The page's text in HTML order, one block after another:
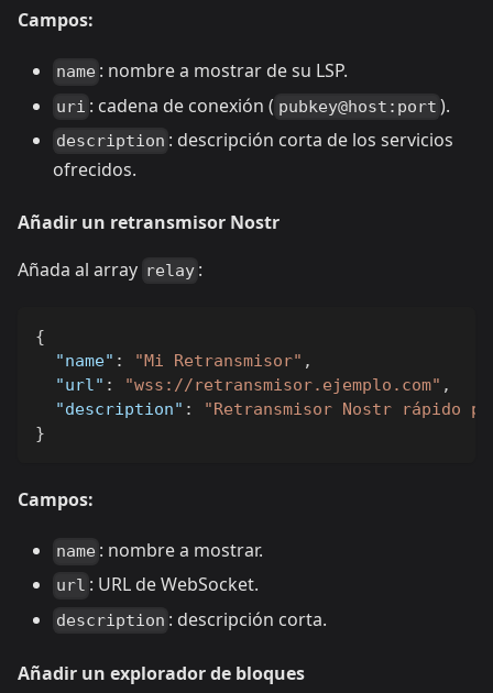
Campos:
name : nombre a mostrar de su LSP.
uri : cadena de conexión ( pubkey@host:port ).
description : descripción corta de los servicios
ofrecidos.
Añadir un retransmisor Nostr
Añada al array relay :
{
"name" : "Mi Retransmisor" ,
"url" : "wss://retransmisor.ejemplo.com" ,
"description" :
"Retransmisor Nostr rápido
}
Campos:
name : nombre a mostrar.
url : URL de WebSocket.
description : descripción corta.
Añadir un explorador de bloques